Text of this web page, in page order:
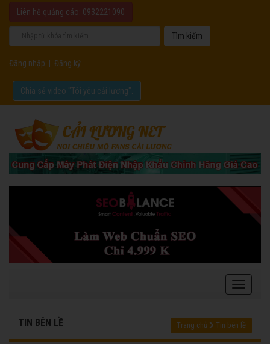
Liên hệ quảng cáo: 0932221090
Đăng nhập Đăng ký
Chia sẻ video "Tôi yêu cải lương".
TIN BÊN LỀ Trang chủ Tin bên lề